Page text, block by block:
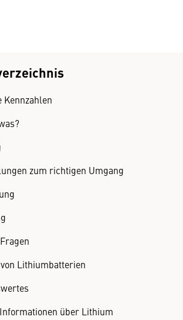
Kennzahlen
zum richtigen Umgang
Lithiumbatterien
über Lithium